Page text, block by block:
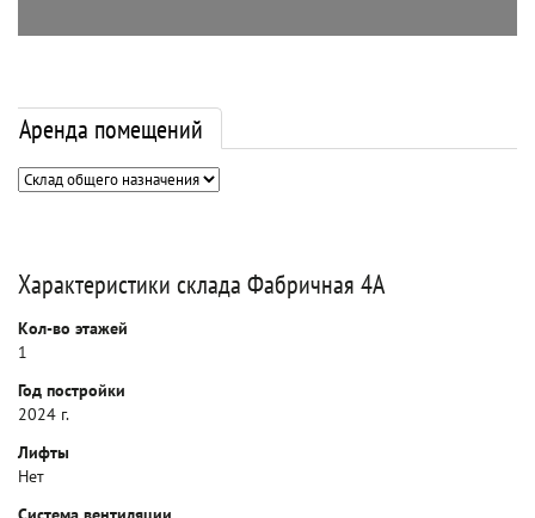
Аренда помещений
Характеристики склада Фабричная 4А
Кол-во этажей
1
Год постройки
2024 г.
Лифты
Нет